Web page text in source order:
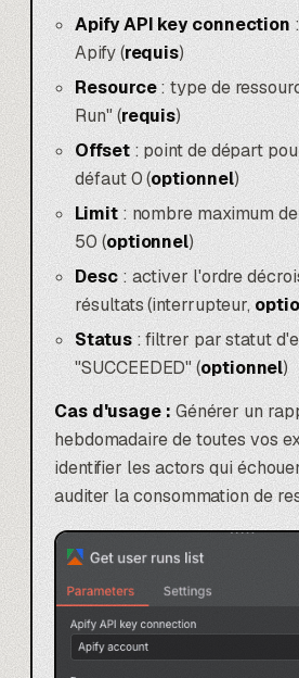
Apify API key connection
Apify (requis)
Resource: type de
Run" (requis)
Offset: point de départ
défaut 0 (optionnel)
Limit: nombre maximum
50 (optionnel)
Desc: activer l'ordre
résultats (interrupteur,
Status: filtrer par statut
"SUCCEEDED" (optionnel)
Cas d'usage : Générer un
hebdomadaire de toutes vos
identifier les actors qui
auditer la consommation de